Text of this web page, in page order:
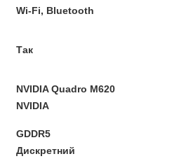
Wi-Fi, Bluetooth
Так
NVIDIA Quadro M620
NVIDIA
GDDR5
Дискретний